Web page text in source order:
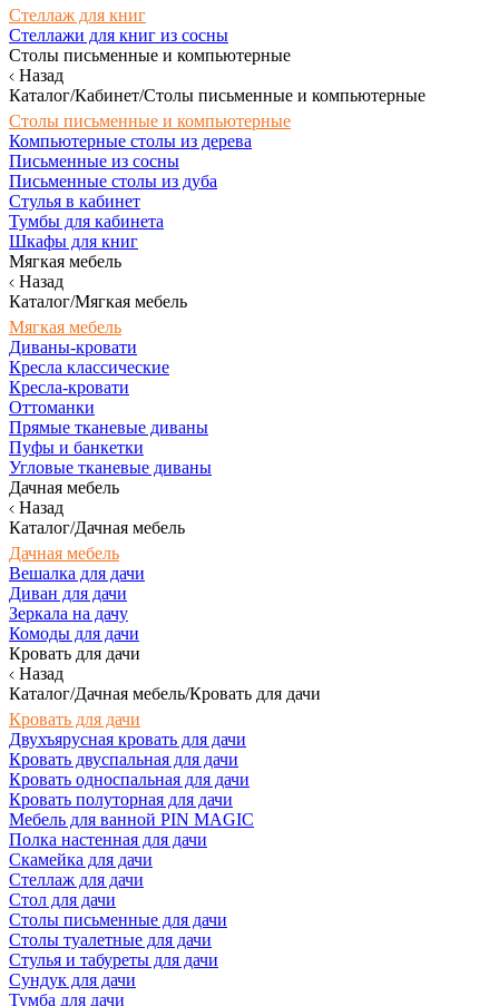
Стеллаж для книг
Стеллажи для книг из сосны
Столы письменные и компьютерные
Назад
Каталог/Кабинет/Столы письменные и компьютерные
Столы письменные и компьютерные
Компьютерные столы из дерева
Письменные из сосны
Письменные столы из дуба
Стулья в кабинет
Тумбы для кабинета
Шкафы для книг
Мягкая мебель
Назад
Каталог/Мягкая мебель
Мягкая мебель
Диваны-кровати
Кресла классические
Кресла-кровати
Оттоманки
Прямые тканевые диваны
Пуфы и банкетки
Угловые тканевые диваны
Дачная мебель
Назад
Каталог/Дачная мебель
Дачная мебель
Вешалка для дачи
Диван для дачи
Зеркала на дачу
Комоды для дачи
Кровать для дачи
Назад
Каталог/Дачная мебель/Кровать для дачи
Кровать для дачи
Двухъярусная кровать для дачи
Кровать двуспальная для дачи
Кровать односпальная для дачи
Кровать полуторная для дачи
Мебель для ванной PIN MAGIC
Полка настенная для дачи
Скамейка для дачи
Стеллаж для дачи
Стол для дачи
Столы письменные для дачи
Столы туалетные для дачи
Стулья и табуреты для дачи
Сундук для дачи
Тумба для дачи